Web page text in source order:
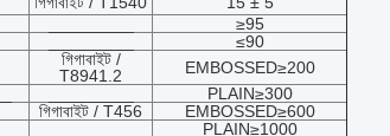
≥95
≤90
গিগাবাইট /
T8941.2
EMBOSSED≥200
PLAIN≥300
গিগাবাইট / T456
EMBOSSED≥600
PLAIN≥1000